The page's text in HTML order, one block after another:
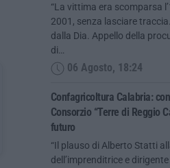
“La vittima era scomparsa
2001, senza lasciare
dalla Dia. Appello della
di…
06 Agosto, 18:24
Confagricoltura Calabria:
Consorzio “Terre di Reggio
futuro
“Il plauso di Alberto Statti
dell’imprenditrice e